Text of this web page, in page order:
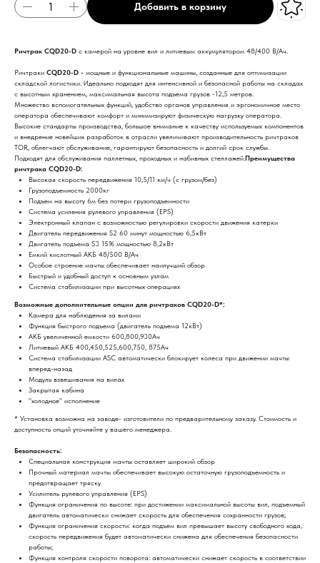
Добавить в корзину
Ричтрак CQD20-D с камерой на уровне вил и литиевым аккумулятором 48/400 В/Ач.
Ричтраки CQD20-D - мощные и функциональные машины, созданные для оптимизации
складской логистики. Идеально подходят для интенсивной и безопасной работы на складах
с высотным хранением, максимальная высота подъема грузов -12,5 метров.
Множество вспомогательных функций, удобство органов управления и эргономичное место
оператора обеспечивают комфорт и минимизируют физическую нагрузку оператора.
Высокие стандарты производства, большое внимание к качеству используемых компонентов
и внедрение новейших разработок в отрасли увеличивают производительность ричтраков
ТОR, облегчают обслуживание, гарантируют безопасность и долгий срок службы.
Подходят для обслуживания паллетных, проходных и набивных стеллажей.Преимущества
ричтрака CQD20-D:
Высокая скорость передвижения 10,5/11 км/ч (с грузом/без)
Грузоподъемность 2000кг
Подъем на высоту 6м без потери грузоподъемности
Система усиления рулевого управления (EPS)
Электронный клапан с возможностью регулировки скорости движения катерки
Двигатель передвижения S2 60 минут мощностью 6,5кВт
Двигатель подъема S3 15% мощностью 8,2кВт
Емкий кислотный АКБ 48/500 В/Ач
Особое строение мачты обеспечивает наилучший обзор
Быстрый и удобный доступ к основным узлам
Система стабилизации при высотных операциях
Возможные дополнительные опции для ричтраков CQD20-D*:
Камера для наблюдения за вилами
Функция быстрого подъема (двигатель подъема 12кВт)
АКБ увеличенной емкости 600,800,930Ач
Литиевый АКБ 400,450,525,600,750, 875Ач
Система стабилизации ASC автоматически блокирует колеса при движении мачты
вперед-назад
Модуль взвешивания на вилах
Закрытая кабина
"холодное" исполнение
* Установка возможна на заводе- изготовители по предварительному заказу. Стоимость и
доступность опций уточняйте у вашего менеджера.
Безопасность:
Специальная конструкция мачты оставляет широкий обзор
Прочный материал мачты обеспечивает высокую остаточную грузоподъемность и
предотвращает тряску
Усилитель рулевого управления (EPS)
Функция ограничения по высоте: при достижении максимальной высоты вил, подъемный
двигатель автоматически снижает скорость для обеспечения сохранности грузов;
Функция ограничения скорости: когда подъем вил превышает высоту свободного хода,
скорость передвижения будет автоматически снижена для обеспечения безопасности
работы;
Функция контроля скорости поворота: автоматически снижает скорость в соответствии